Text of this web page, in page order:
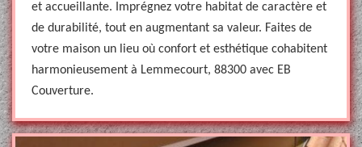
et accueillante. Imprégnez votre habitat de caractère et
de durabilité, tout en augmentant sa valeur. Faites de
votre maison un lieu où confort et esthétique cohabitent
harmonieusement à Lemmecourt, 88300 avec EB
Couverture.